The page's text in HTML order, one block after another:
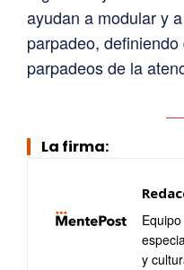
ayudan a modular y
parpadeo,
parpadeos de la
La firma:
y